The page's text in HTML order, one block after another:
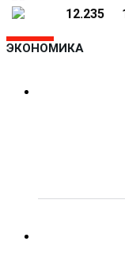
12.235
ЭКОНОМИКА